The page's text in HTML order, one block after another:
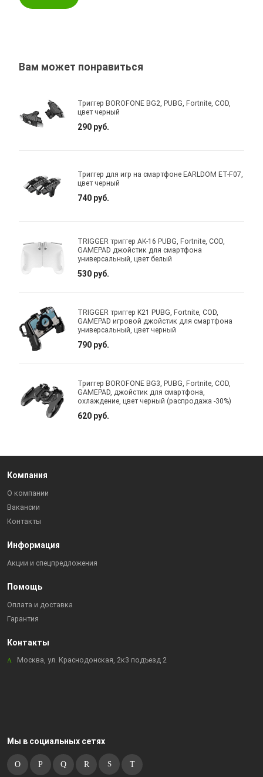
Вам может понравиться
Триггер BOROFONE BG2, PUBG, Fortnite, COD,
цвет черный
290 руб.
Триггер для игр на смартфоне EARLDOM ET-F07,
цвет черный
740 руб.
TRIGGER триггер AK-16 PUBG, Fortnite, COD,
GAMEPAD джойстик для смартфона
универсальный, цвет белый
530 руб.
TRIGGER триггер K21 PUBG, Fortnite, COD,
GAMEPAD игровой джойстик для смартфона
универсальный, цвет черный
790 руб.
Триггер BOROFONE BG3, PUBG, Fortnite, COD,
GAMEPAD, джойстик для смартфона,
охлаждение, цвет черный (распродажа -30%)
620 руб.
Компания
О компании
Вакансии
Контакты
Информация
Акции и спецпредложения
Помощь
Оплата и доставка
Гарантия
Контакты
Москва, ул. Краснодонская, 2к3 подъезд 2
Мы в социальных сетях